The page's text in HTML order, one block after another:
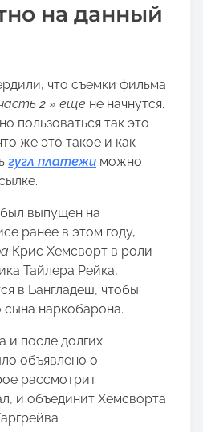
на данный
что съемки фильма
2 » еще не начнутся.
пользоваться так это
же это такое и как
гугл платежи можно
выпущен на
ранее в этом году,
Крис Хемсворт в роли
Тайлера Рейка,
в Бангладеш, чтобы
наркобарона.
и после долгих
объявлено о
рассмотрит
и объединит Хемсворта
.